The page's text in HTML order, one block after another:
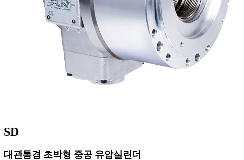
SD
대관통경 초박형 중공 유압실린더